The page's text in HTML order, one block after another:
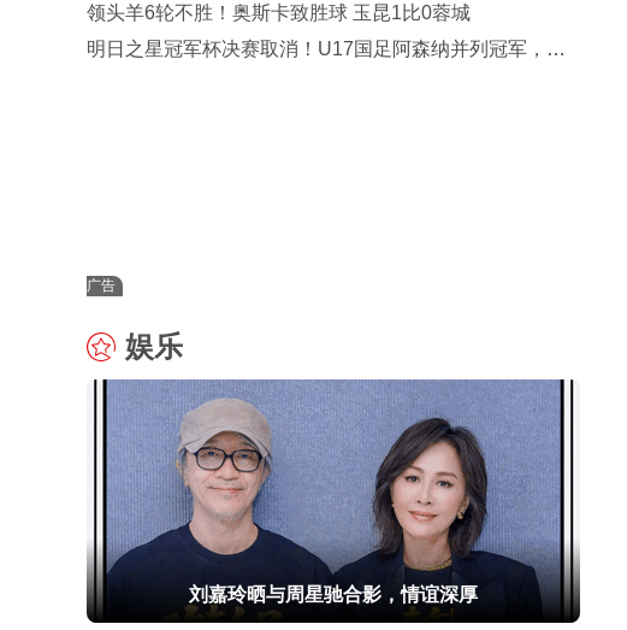
安息
领头羊6轮不胜！奥斯卡致胜球 玉昆1比0蓉城
明日之星冠军杯决赛取消！U17国足阿森纳并列冠军，赵
广告
娱乐
刘嘉玲晒与周星驰合影，情谊深厚